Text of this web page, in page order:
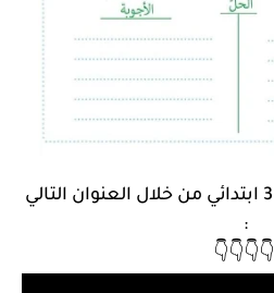
تابع كل ما يخص السنة 3 ابتدائي من خلال العنوان التالي
:
👇👇👇👇